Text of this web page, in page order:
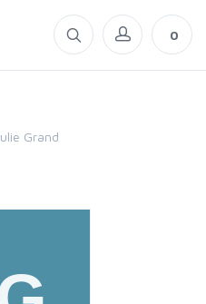
0
Julie Grand